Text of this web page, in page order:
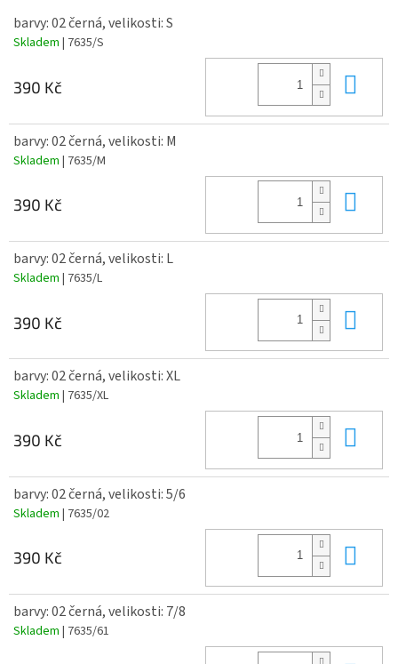
barvy: 02 černá, velikosti: S
Skladem | 7635/S
390 Kč
barvy: 02 černá, velikosti: M
Skladem | 7635/M
390 Kč
barvy: 02 černá, velikosti: L
Skladem | 7635/L
390 Kč
barvy: 02 černá, velikosti: XL
Skladem | 7635/XL
390 Kč
barvy: 02 černá, velikosti: 5/6
Skladem | 7635/02
390 Kč
barvy: 02 černá, velikosti: 7/8
Skladem | 7635/61